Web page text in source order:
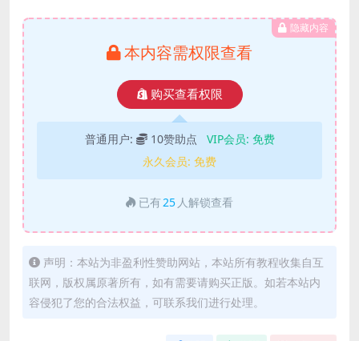
隐藏内容
本内容需权限查看
购买查看权限
普通用户: 10赞助点 VIP会员: 免费
永久会员: 免费
已有 25 人解锁查看
声明：本站为非盈利性赞助网站，本站所有教程收集自互
联网，版权属原著所有，如有需要请购买正版。如若本站内
容侵犯了您的合法权益，可联系我们进行处理。